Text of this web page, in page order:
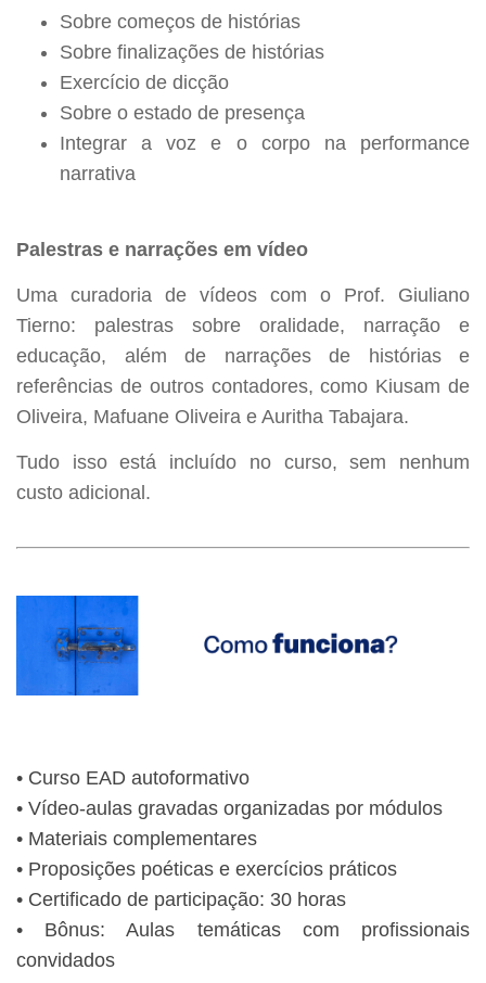
Sobre começos de histórias
Sobre finalizações de histórias
Exercício de dicção
Sobre o estado de presença
Integrar a voz e o corpo na performance
narrativa
Palestras e narrações em vídeo
Uma curadoria de vídeos com o Prof. Giuliano
Tierno: palestras sobre oralidade, narração e
educação, além de narrações de histórias e
referências de outros contadores, como Kiusam de
Oliveira, Mafuane Oliveira e Auritha Tabajara.
Tudo isso está incluído no curso, sem nenhum
custo adicional.
• Curso EAD autoformativo
• Vídeo-aulas gravadas organizadas por módulos
• Materiais complementares
• Proposições poéticas e exercícios práticos
• Certificado de participação: 30 horas
• Bônus: Aulas temáticas com profissionais
convidados